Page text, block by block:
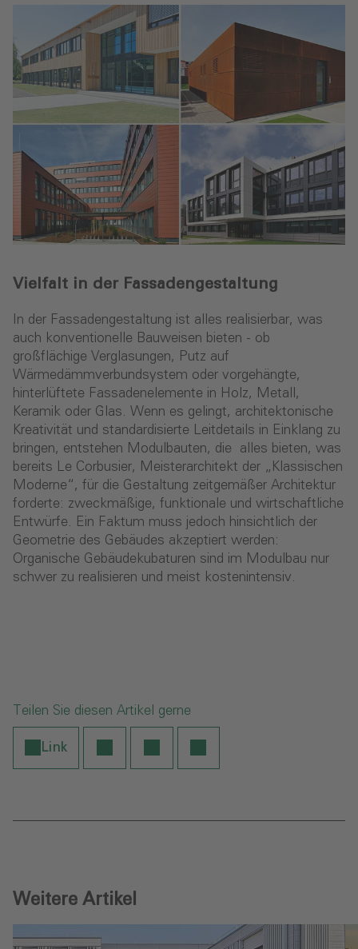
Vielfalt in der Fassadengestaltung
In der Fassadengestaltung ist alles realisierbar, was
auch konventionelle Bauweisen bieten - ob
großflächige Verglasungen, Putz auf
Wärmedämmverbundsystem oder vorgehängte,
hinterlüftete Fassadenelemente in Holz, Metall,
Keramik oder Glas. Wenn es gelingt, architektonische
Kreativität und standardisierte Leitdetails in Einklang zu
bringen, entstehen Modulbauten, die alles bieten, was
bereits Le Corbusier, Meisterarchitekt der „Klassischen
Moderne“, für die Gestaltung zeitgemäßer Architektur
forderte: zweckmäßige, funktionale und wirtschaftliche
Entwürfe. Ein Faktum muss jedoch hinsichtlich der
Geometrie des Gebäudes akzeptiert werden:
Organische Gebäudekubaturen sind im Modulbau nur
schwer zu realisieren und meist kostenintensiv.
Teilen Sie diesen Artikel gerne
Link
Weitere Artikel